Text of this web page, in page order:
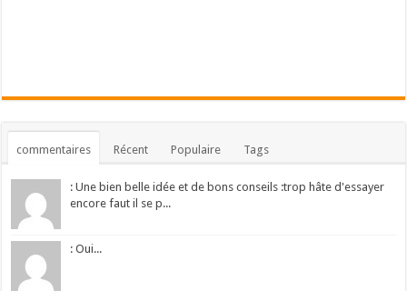
commentaires Récent Populaire Tags
: Une bien belle idée et de bons conseils :trop hâte d'essayer
encore faut il se p...
: Oui...